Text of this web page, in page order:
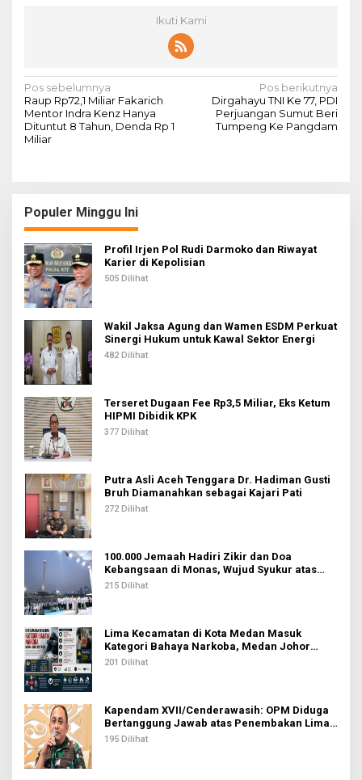
Ikuti Kami
N
a
v
a
s
i
p
o
s
Pos sebelumnya
Raup Rp72,1 Miliar Fakarich
Mentor Indra Kenz Hanya
Dituntut 8 Tahun, Denda Rp 1
Miliar
Pos berikutnya
Dirgahayu TNI Ke 77, PDI
Perjuangan Sumut Beri
Tumpeng Ke Pangdam
Populer Minggu Ini
Profil Irjen Pol Rudi Darmoko dan Riwayat
Karier di Kepolisian
505 Dilihat
Wakil Jaksa Agung dan Wamen ESDM Perkuat
Sinergi Hukum untuk Kawal Sektor Energi
482 Dilihat
Terseret Dugaan Fee Rp3,5 Miliar, Eks Ketum
HIPMI Dibidik KPK
377 Dilihat
Putra Asli Aceh Tenggara Dr. Hadiman Gusti
Bruh Diamanahkan sebagai Kajari Pati
272 Dilihat
100.000 Jemaah Hadiri Zikir dan Doa
Kebangsaan di Monas, Wujud Syukur atas
Kemerdekaan Indonesia
215 Dilihat
Lima Kecamatan di Kota Medan Masuk
Kategori Bahaya Narkoba, Medan Johor
Tertinggi
201 Dilihat
Kapendam XVII/Cenderawasih: OPM Diduga
Bertanggung Jawab atas Penembakan Lima
Pekerja di Tolikara
195 Dilihat